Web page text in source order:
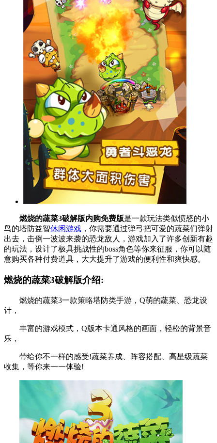
燃烧的蔬菜3破解版内购免费版是一款玩法类似愤怒的小
鸟的塔防益智休闲游戏 ，你需要通过弹弓把可爱的蔬菜们弹射
出去，击倒一波波来袭的恐龙敌人，游戏加入了许多创新有趣
的玩法，设计了极具挑战性的boss角色等你来征服，你可以随
意购买各种付费道具，大大提升了游戏的便利性和爽快感。
燃烧的蔬菜3破解版介绍:
燃烧的蔬菜3一款策略塔防类手游，Q萌的蔬菜、恐龙设
计，
丰富的游戏模式，Q版本卡通风格的画面，轻松的背景音
乐，
带给你不一样的感受!蔬菜养成、阵容搭配、高星级蔬菜
收集，等你来一一体验!